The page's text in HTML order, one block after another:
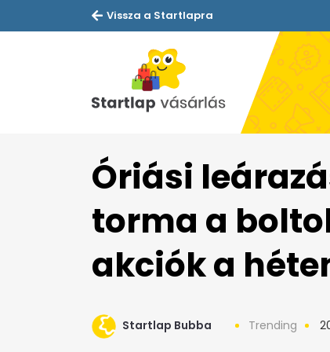
Vissza a Startlapra
Óriási
torma a
akciók a
Startlap Bubba Trending